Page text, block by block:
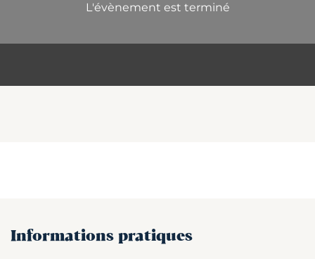
L'évènement est terminé
Informations pratiques